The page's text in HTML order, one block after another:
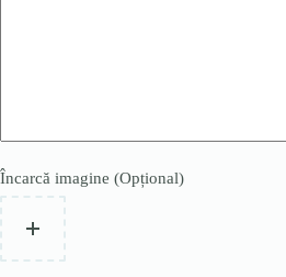
Încarcă imagine (Opțional)